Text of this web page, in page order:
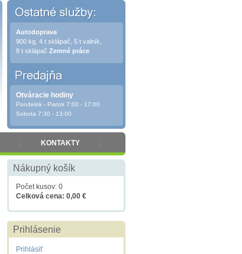
KONTAKTY
Autodoprava
900 kg, 4 t sklápač, 5 t valník,
8 t sklápač Zemné práce
Otváracie hodiny
Pondelok - Piatok 7:00 - 17:00
Sobota 7:30 - 13:00
Nákupný košík
Počet kusov: 0
Celková cena: 0,00 €
Prihlásenie
Prihlásiť